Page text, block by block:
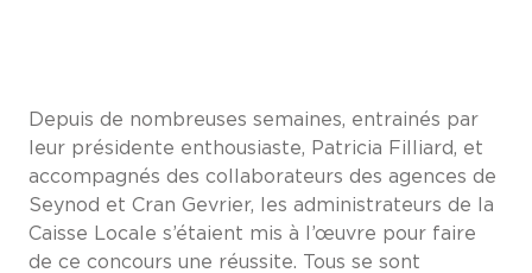
Depuis de nombreuses semaines, entrainés par
leur présidente enthousiaste, Patricia Filliard, et
accompagnés des collaborateurs des agences de
Seynod et Cran Gevrier, les administrateurs de la
Caisse Locale s’étaient mis à l’œuvre pour faire
de ce concours une réussite. Tous se sont